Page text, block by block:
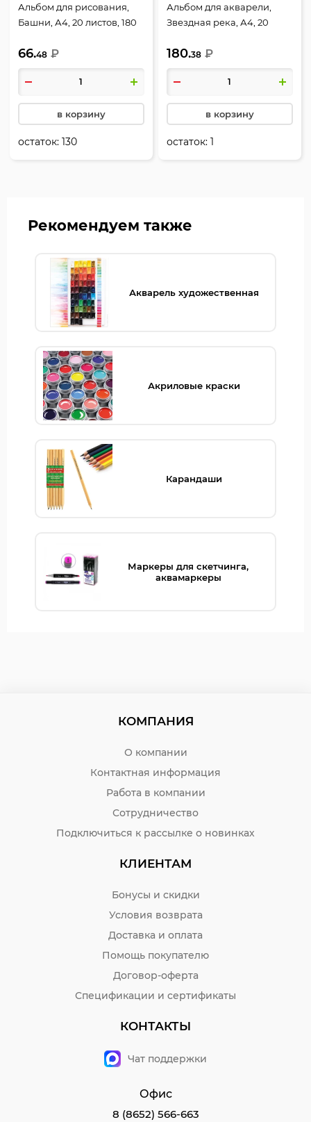
Альбом для рисования,
Башни, А4, 20 листов, 180
Krause, 58593
66.48 ₽
в корзину
остаток:130
Альбом для акварели,
Звездная река, А4, 20
спирали, Полином,
2919/992723
180.38 ₽
в корзину
остаток:1
Рекомендуем также
Акварель художественная
Акриловые краски
Карандаши
Маркеры для скетчинга,
аквамаркеры
КОМПАНИЯ
О компании
Контактная информация
Работа в компании
Сотрудничество
Подключиться к рассылке о новинках
КЛИЕНТАМ
Бонусы и скидки
Условия возврата
Доставка и оплата
Помощь покупателю
Договор-оферта
Спецификации и сертификаты
КОНТАКТЫ
Чат поддержки
Офис
8 (8652) 566-663